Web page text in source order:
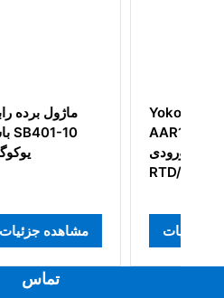
Yokogawa
AAR145-S03
مشاهده جزئیات
تماس